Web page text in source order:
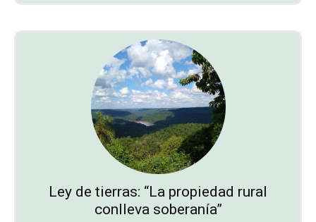
Ley de tierras: “La propiedad rural
conlleva soberanía”